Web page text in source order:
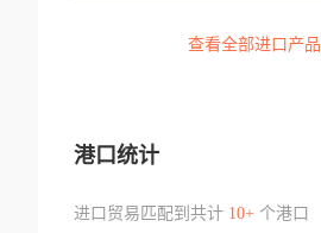
查看全部进口产品
港口统计
进口贸易匹配到共计 10+个港口